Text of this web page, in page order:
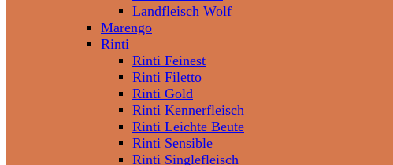
Landfleisch Wolf
Marengo
Rinti
Rinti Feinest
Rinti Filetto
Rinti Gold
Rinti Kennerfleisch
Rinti Leichte Beute
Rinti Sensible
Rinti Singlefleisch